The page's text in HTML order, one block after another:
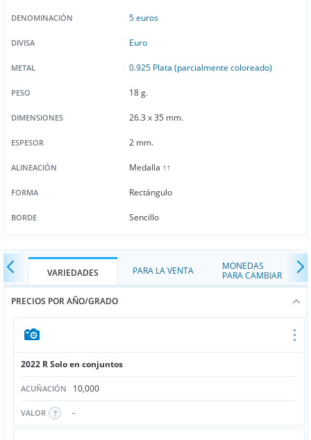
DENOMINACIÓN 5 euros
DIVISA Euro
METAL 0.925 Plata (parcialmente coloreado)
PESO 18 g.
DIMENSIONES 26.3 x 35 mm.
ESPESOR 2 mm.
ALINEACIÓN Medalla ↑↑
FORMA Rectángulo
BORDE Sencillo
VARIEDADES PARA LA VENTA
MONEDAS
PARA CAMBIAR
PRECIOS POR AÑO/GRADO
2022 R Solo en conjuntos
ACUÑACIÓN 10,000
VALOR -